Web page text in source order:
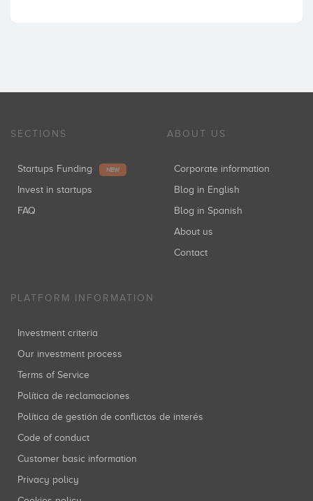
SECTIONS
Startups Funding NEW
Invest in startups
FAQ
ABOUT US
Corporate information
Blog in English
Blog in Spanish
About us
Contact
PLATFORM INFORMATION
Investment criteria
Our investment process
Terms of Service
Política de reclamaciones
Política de gestión de conflictos de interés
Code of conduct
Customer basic information
Privacy policy